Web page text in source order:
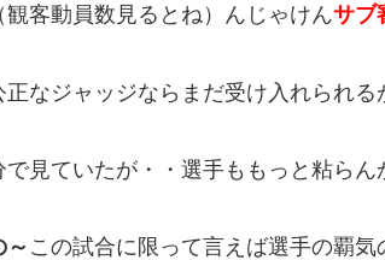
客動員数見るとね）んじゃけんサブ
なジャッジならまだ受け入れられ
見ていたが・・選手ももっと粘ら
この試合に限って言えば選手の覇気